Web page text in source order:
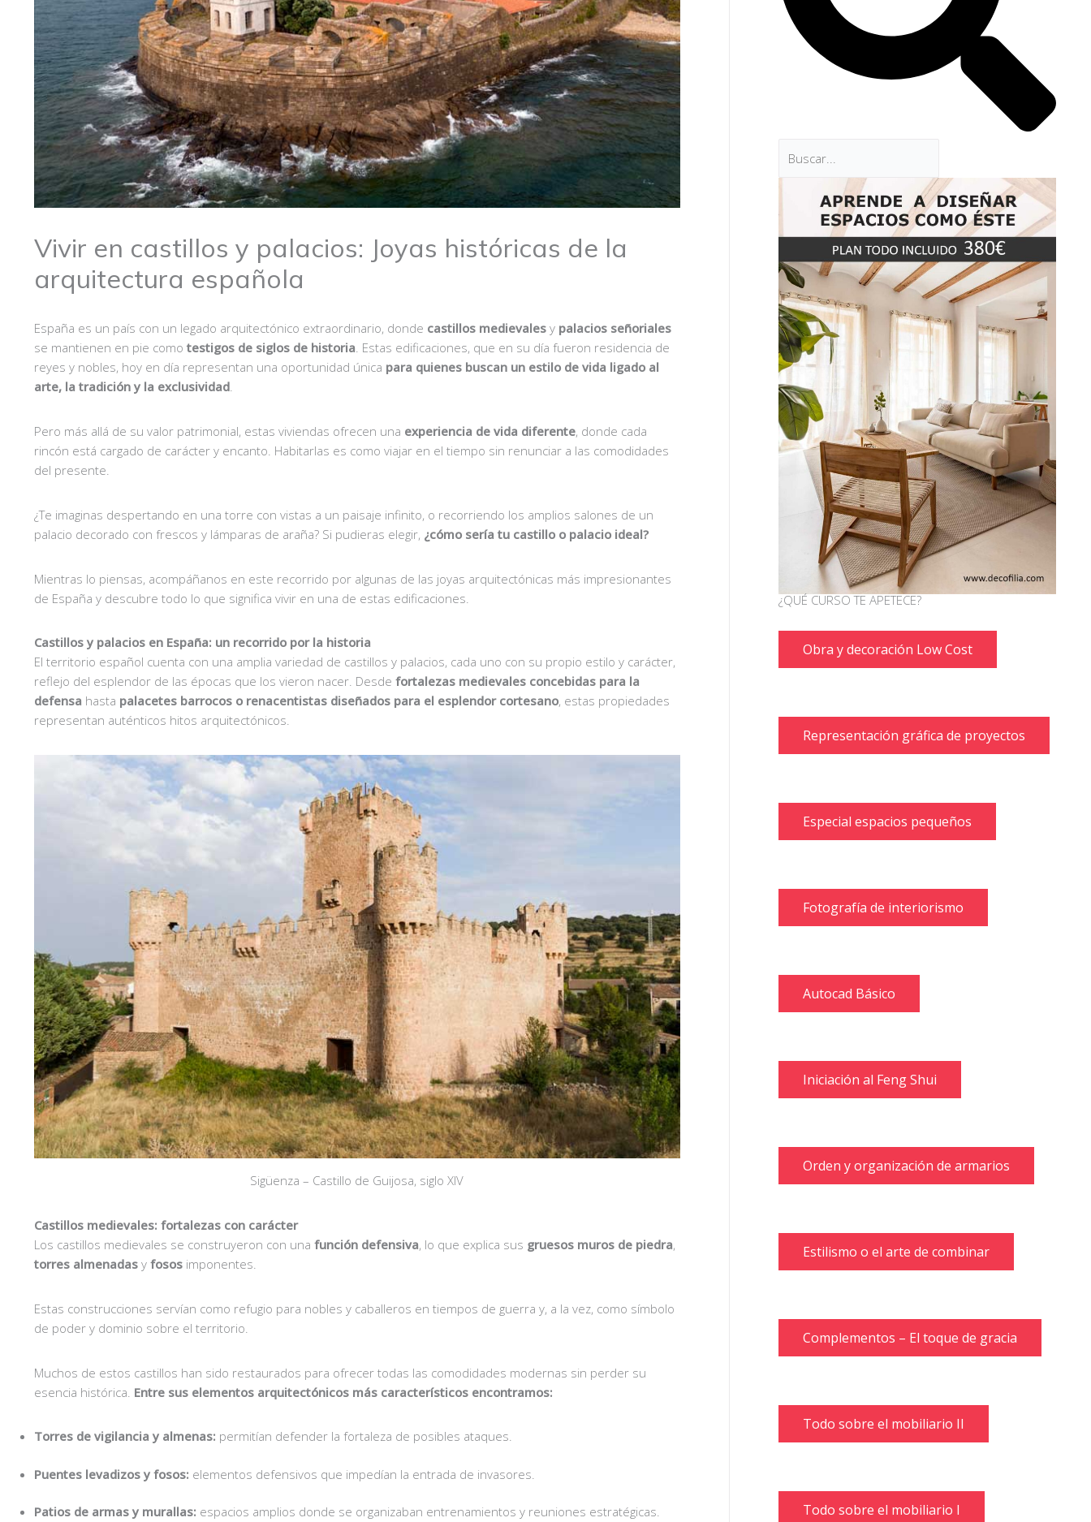
Vivir en castillos y palacios: Joyas históricas de la
arquitectura española
España es un país con un legado arquitectónico extraordinario, donde castillos medievales y palacios señoriales
se mantienen en pie como testigos de siglos de historia. Estas edificaciones, que en su día fueron residencia de
reyes y nobles, hoy en día representan una oportunidad única para quienes buscan un estilo de vida ligado al
arte, la tradición y la exclusividad.
Pero más allá de su valor patrimonial, estas viviendas ofrecen una experiencia de vida diferente, donde cada
rincón está cargado de carácter y encanto. Habitarlas es como viajar en el tiempo sin renunciar a las comodidades
del presente.
¿Te imaginas despertando en una torre con vistas a un paisaje infinito, o recorriendo los amplios salones de un
palacio decorado con frescos y lámparas de araña? Si pudieras elegir, ¿cómo sería tu castillo o palacio ideal?
Mientras lo piensas, acompáñanos en este recorrido por algunas de las joyas arquitectónicas más impresionantes
de España y descubre todo lo que significa vivir en una de estas edificaciones.
Castillos y palacios en España: un recorrido por la historia
El territorio español cuenta con una amplia variedad de castillos y palacios, cada uno con su propio estilo y carácter,
reflejo del esplendor de las épocas que los vieron nacer. Desde fortalezas medievales concebidas para la
defensa hasta palacetes barrocos o renacentistas diseñados para el esplendor cortesano, estas propiedades
representan auténticos hitos arquitectónicos.
Sigüenza – Castillo de Guijosa, siglo XIV
Castillos medievales: fortalezas con carácter
Los castillos medievales se construyeron con una función defensiva, lo que explica sus gruesos muros de piedra,
torres almenadas y fosos imponentes.
Estas construcciones servían como refugio para nobles y caballeros en tiempos de guerra y, a la vez, como símbolo
de poder y dominio sobre el territorio.
Muchos de estos castillos han sido restaurados para ofrecer todas las comodidades modernas sin perder su
esencia histórica. Entre sus elementos arquitectónicos más característicos encontramos:
Torres de vigilancia y almenas: permitían defender la fortaleza de posibles ataques.
Puentes levadizos y fosos: elementos defensivos que impedían la entrada de invasores.
Patios de armas y murallas: espacios amplios donde se organizaban entrenamientos y reuniones estratégicas.
¿QUÉ CURSO TE APETECE?
Obra y decoración Low Cost
Representación gráfica de proyectos
Especial espacios pequeños
Fotografía de interiorismo
Autocad Básico
Iniciación al Feng Shui
Orden y organización de armarios
Estilismo o el arte de combinar
Complementos – El toque de gracia
Todo sobre el mobiliario II
Todo sobre el mobiliario I